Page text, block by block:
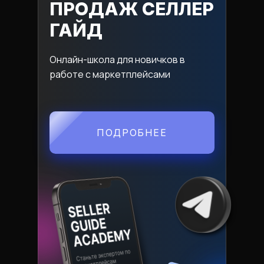
Онлайн-школа для новичков в
работе с маркетплейсами
ПРОДАЖ СЕЛЛЕР
ГАЙД
ПОДРОБНЕЕ